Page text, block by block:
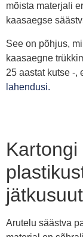
mõista materjali
kaasaegse
See on põhjus,
kaasaegne
25 aastat kutse -,
lahendusi.
Arutelu säästva